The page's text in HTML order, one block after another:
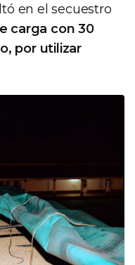
en el secuestro
carga con 30
por utilizar